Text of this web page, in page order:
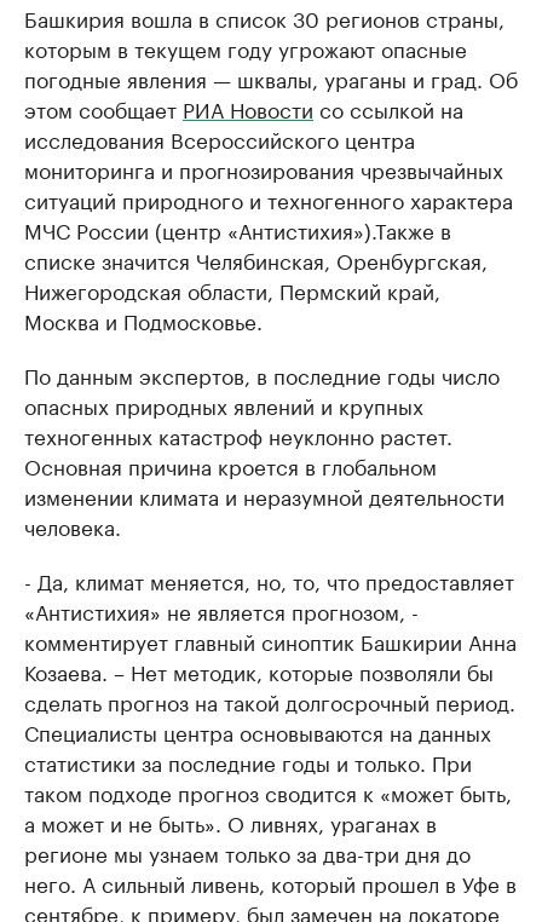
Башкирия вошла в список 30 регионов страны,
которым в текущем году угрожают опасные
погодные явления — шквалы, ураганы и град. Об
этом сообщает РИА Новости со ссылкой на
исследования Всероссийского центра
мониторинга и прогнозирования чрезвычайных
ситуаций природного и техногенного характера
МЧС России (центр «Антистихия»).Также в
списке значится Челябинская, Оренбургская,
Нижегородская области, Пермский край,
Москва и Подмосковье.
По данным экспертов, в последние годы число
опасных природных явлений и крупных
техногенных катастроф неуклонно растет.
Основная причина кроется в глобальном
изменении климата и неразумной деятельности
человека.
- Да, климат меняется, но, то, что предоставляет
«Антистихия» не является прогнозом, -
комментирует главный синоптик Башкирии Анна
Козаева. – Нет методик, которые позволяли бы
сделать прогноз на такой долгосрочный период.
Специалисты центра основываются на данных
статистики за последние годы и только. При
таком подходе прогноз сводится к «может быть,
а может и не быть». О ливнях, ураганах в
регионе мы узнаем только за два-три дня до
него. А сильный ливень, который прошел в Уфе в
сентябре, к примеру, был замечен на локаторе